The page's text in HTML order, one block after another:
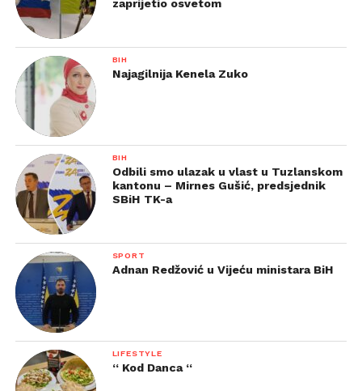
zaprijetio osvetom
BIH
Najagilnija Kenela Zuko
BIH
Odbili smo ulazak u vlast u Tuzlanskom
kantonu – Mirnes Gušić, predsjednik
SBiH TK-a
SPORT
Adnan Redžović u Vijeću ministara BiH
LIFESTYLE
“ Kod Danca “